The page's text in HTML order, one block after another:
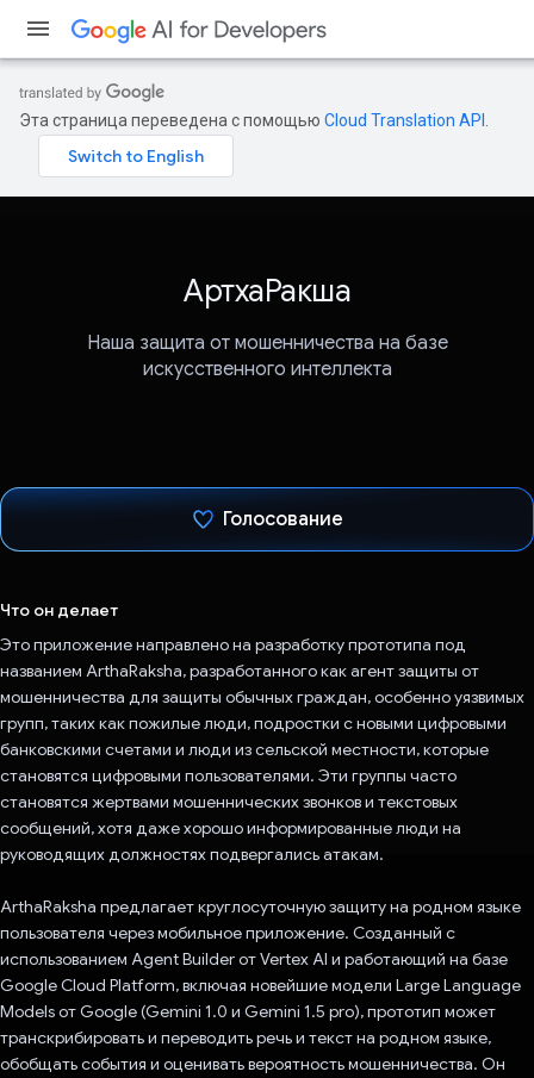
Эта страница переведена с помощью Cloud Translation API
АртхаРакша
Наша защита от мошенничества на базе
искусственного интеллекта
Голосование
Что он делает
Это приложение направлено на разработку прототипа под
названием ArthaRaksha, разработанного как агент защиты от
мошенничества для защиты обычных граждан, особенно уязвимых
групп, таких как пожилые люди, подростки с новыми цифровыми
банковскими счетами и люди из сельской местности, которые
становятся цифровыми пользователями. Эти группы часто
становятся жертвами мошеннических звонков и текстовых
сообщений, хотя даже хорошо информированные люди на
руководящих должностях подвергались атакам.
ArthaRaksha предлагает круглосуточную защиту на родном языке
пользователя через мобильное приложение. Созданный с
использованием Agent Builder от Vertex AI и работающий на базе
Google Cloud Platform, включая новейшие модели Large Language
Models от Google (Gemini 1.0 и Gemini 1.5 pro), прототип может
транскрибировать и переводить речь и текст на родном языке,
обобщать события и оценивать вероятность мошенничества. Он